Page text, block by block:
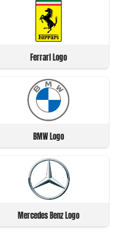
Ferrari Logo
BMW Logo
Mercedes Benz Logo